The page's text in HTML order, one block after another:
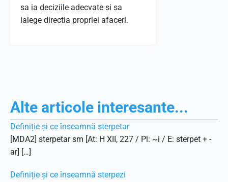
sa ia deciziile adecvate si sa
ialege directia propriei afaceri.
Alte articole interesante...
Definiție și ce înseamnă sterpetar
[MDA2] sterpetar sm [At: H XII, 227 / Pl: ~i / E: sterpet + -
ar] […]
Definiție și ce înseamnă sterpezi